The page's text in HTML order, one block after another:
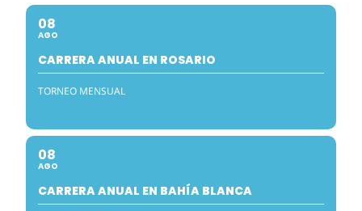
08
AGO
CARRERA ANUAL EN ROSARIO
TORNEO MENSUAL
08
AGO
CARRERA ANUAL EN BAHÍA BLANCA